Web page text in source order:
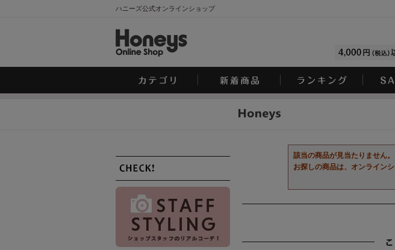
ハニーズ公式オンラインショップ
該当の商品が見当たりません。
お探しの商品は、オンライン